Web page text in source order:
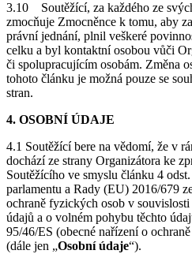
3.10
Soutěžící, za každého ze
zmocňuje Zmocněnce k tomu, aby
právní jednání, plnil veškeré
celku a byl kontaktní osobou vůči
či spolupracujícím osobám. Změna
tohoto článku je možná pouze se
stran.
4. OSOBNÍ ÚDAJE
4.1 Soutěžící bere na vědomí, že v
dochází ze strany Organizátora ke
Soutěžícího ve smyslu článku 4
parlamentu a Rady (EU) 2016/679
ochraně fyzických osob v
údajů a o volném pohybu těchto
95/46/ES (obecné nařízení o
(dále jen „Osobní údaje“).